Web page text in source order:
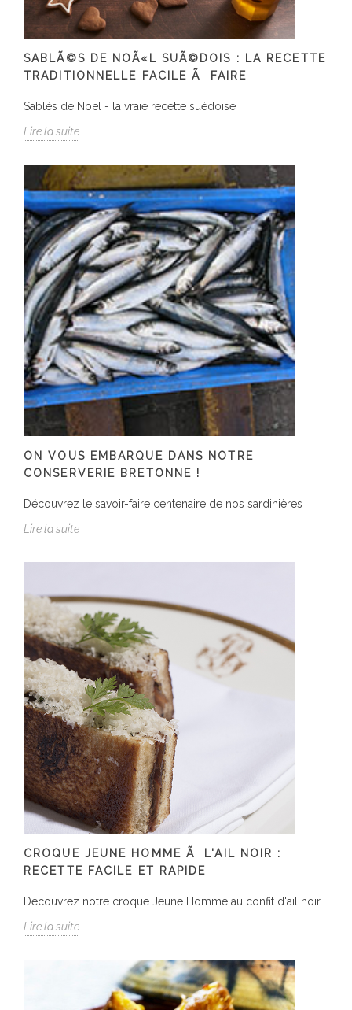
SABLÃ©S DE NOÃ«L SUÃ©DOIS : LA RECETTE
TRADITIONNELLE FACILE Ã FAIRE
Sablés de Noël - la vraie recette suédoise
Lire la suite
ON VOUS EMBARQUE DANS NOTRE
CONSERVERIE BRETONNE !
Découvrez le savoir-faire centenaire de nos sardinières
Lire la suite
CROQUE JEUNE HOMME Ã L'AIL NOIR :
RECETTE FACILE ET RAPIDE
Découvrez notre croque Jeune Homme au confit d'ail noir
Lire la suite